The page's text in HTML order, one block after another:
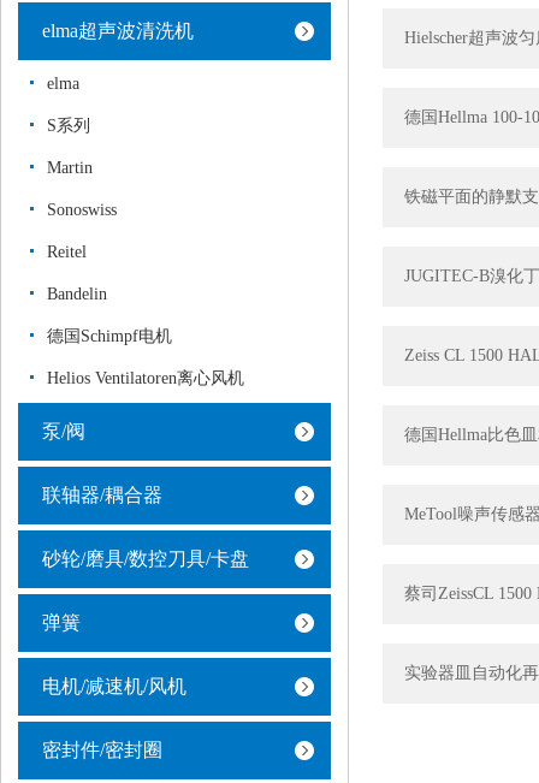
elma超声波清洗机
elma
S系列
Martin
Sonoswiss
Reitel
Bandelin
德国Schimpf电机
Helios Ventilatoren离心风机
泵/阀
联轴器/耦合器
砂轮/磨具/数控刀具/卡盘
弹簧
电机/减速机/风机
密封件/密封圈
Hielscher超声波
德国Hellma 100-
铁磁平面的静默
JUGITEC‑B溴化
Zeiss CL 1500
德国Hellma比色
MeTool噪声传感
蔡司ZeissCL
实验器皿自动化